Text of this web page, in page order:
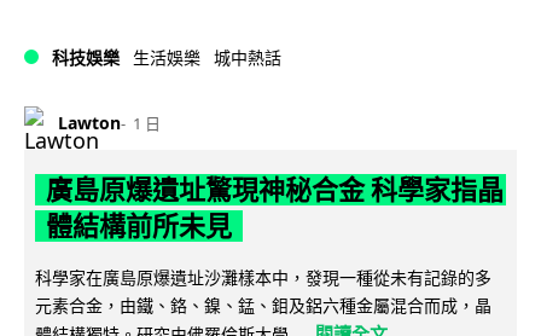
科技娛樂 生活娛樂 城中熱話
Lawton 1 日
廣島原爆遺址驚現神秘合金 科學家指晶
體結構前所未見
科學家在廣島原爆遺址沙灘樣本中，發現一種從未有記錄的多
元素合金，由鐵、鉻、鎳、錳、鉬及鋁六種金屬混合而成，晶